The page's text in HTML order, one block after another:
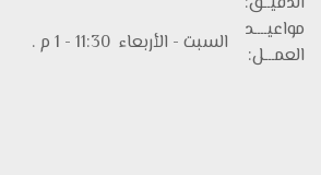
السبت - الأربعاء 11:30 - 1 م .
مواعيــــد
العمـــل: